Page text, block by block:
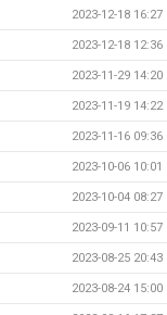
2023-12-18 16:27
2023-12-18 12:36
2023-11-29 14:20
2023-11-19 14:22
2023-11-16 09:36
2023-10-06 10:01
2023-10-04 08:27
2023-09-11 10:57
2023-08-25 20:43
2023-08-24 15:00